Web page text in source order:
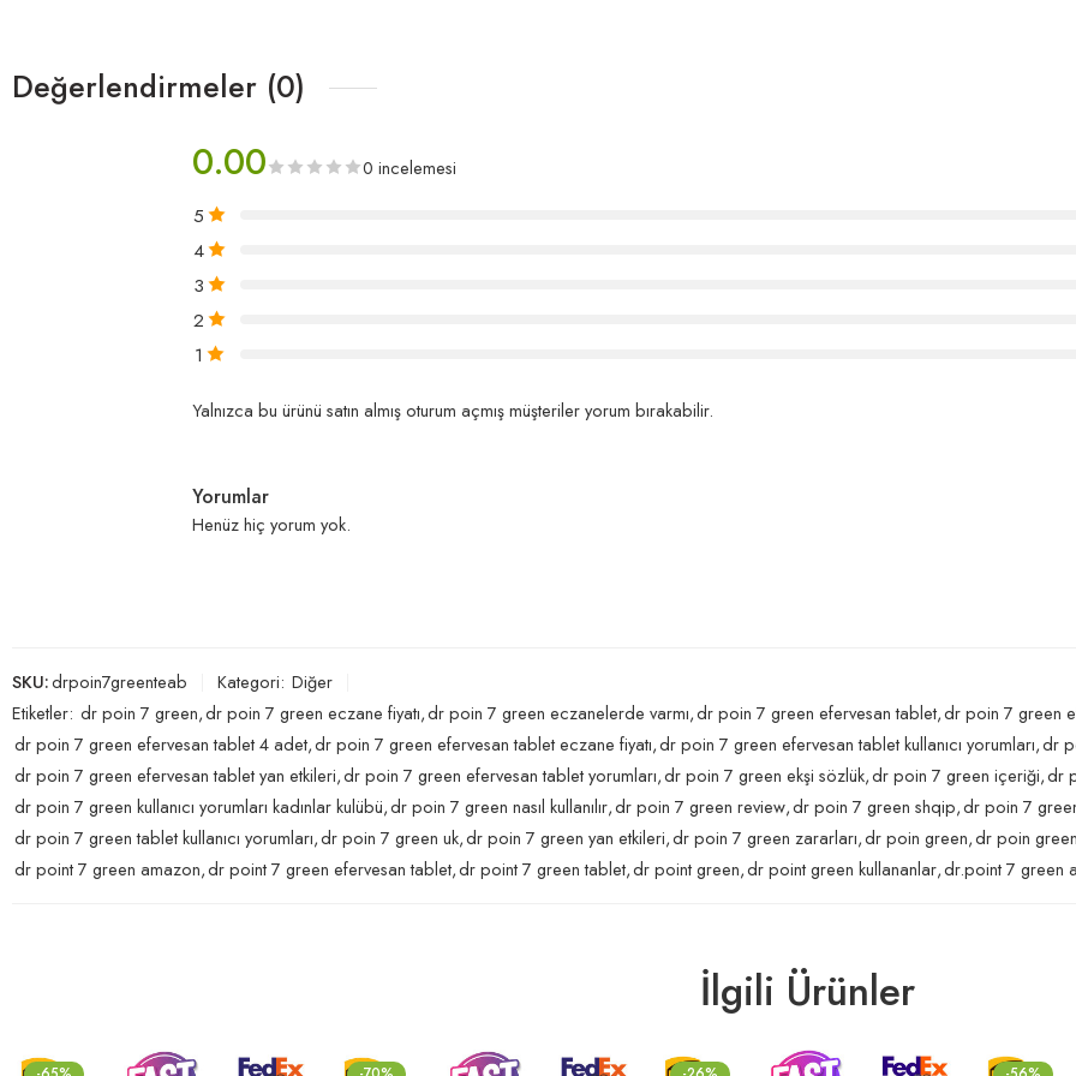
Değerlendirmeler (0)
0.00 0 incelemesi
5
4
3
2
1
Yalnızca bu ürünü satın almış oturum açmış müşteriler yorum bırakabilir.
Yorumlar
Henüz hiç yorum yok.
SKU:drpoin7greenteab Kategori: Diğer
Etiketler: dr poin 7 green,dr poin 7 green eczane fiyatı,dr poin 7 green eczanelerde varmı,dr poin 7 green efervesan tablet,dr poin 7 green
dr poin 7 green efervesan tablet 4 adet,dr poin 7 green efervesan tablet eczane fiyatı,dr poin 7 green efervesan tablet kullanıcı yorumları,dr
dr poin 7 green efervesan tablet yan etkileri,dr poin 7 green efervesan tablet yorumları,dr poin 7 green ekşi sözlük,dr poin 7 green içeriği,dr
dr poin 7 green kullanıcı yorumları kadınlar kulübü,dr poin 7 green nasıl kullanılır,dr poin 7 green review,dr poin 7 green shqip,dr poin 7
dr poin 7 green tablet kullanıcı yorumları,dr poin 7 green uk,dr poin 7 green yan etkileri,dr poin 7 green zararları,dr poin green,dr poin green
dr point 7 green amazon,dr point 7 green efervesan tablet,dr point 7 green tablet,dr point green,dr point green kullananlar,dr.point 7 green
İlgili Ürünler